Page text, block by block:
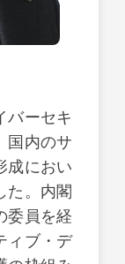
バーセキ
国内のサ
成におい
た。内閣
委員を経
ィブ・デ